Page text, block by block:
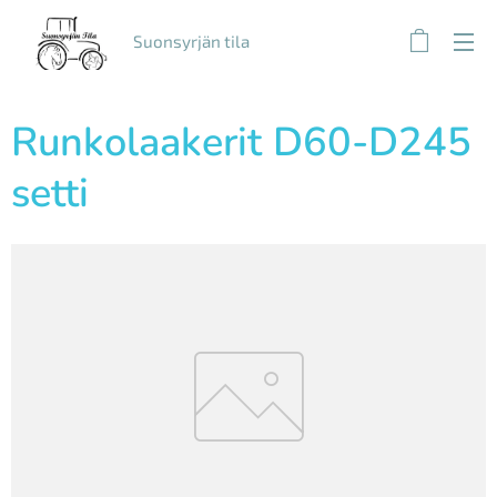
Suonsyrjän tila
Runkolaakerit D60-D245
setti